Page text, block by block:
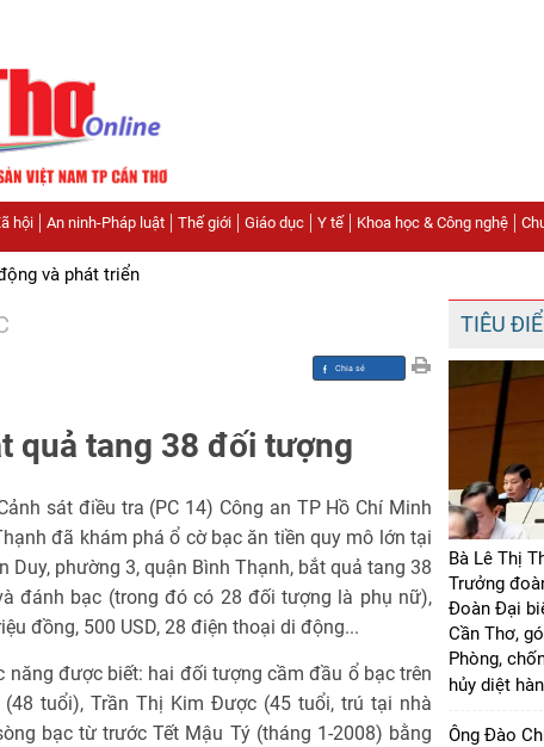
hội An ninh-Pháp luật Thế giới Giáo dục Y tế Khoa học & Công nghệ
và phát triển
quả tang 38 đối tượng
sát điều tra (PC 14) Công an TP Hồ Chí Minh
đã khám phá ổ cờ bạc ăn tiền quy mô lớn tại
Duy, phường 3, quận Bình Thạnh, bắt quả tang 38
đánh bạc (trong đó có 28 đối tượng là phụ nữ),
đồng, 500 USD, 28 điện thoại di động...
năng được biết: hai đối tượng cầm đầu ổ bạc trên
tuổi), Trần Thị Kim Được (45 tuổi, trú tại nhà
bạc từ trước Tết Mậu Tý (tháng 1-2008) bằng
TIÊU
Bà Lê Thị
Trưởng
Đoàn Đại
Cần Thơ,
Phòng,
hủy diệt
Ông Đào